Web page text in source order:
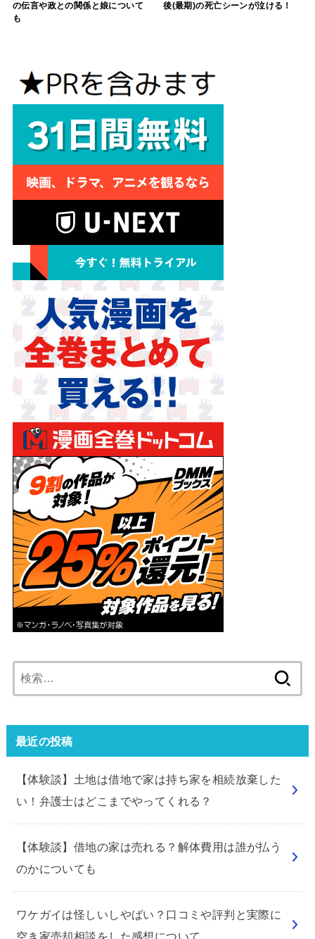
の伝言や政との関係と娘について
も
後(最期)の死亡シーンが泣ける！
索:
最近の投稿
【体験談】土地は借地で家は持ち家を相続放棄した
い！弁護士はどこまでやってくれる？
【体験談】借地の家は売れる？解体費用は誰が払う
のかについても
ワケガイは怪しいしやばい？口コミや評判と実際に
空き家売却相談をした感想について